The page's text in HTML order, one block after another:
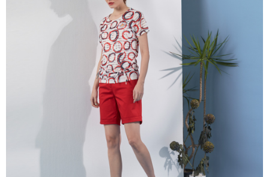
５．嚴禁一人註冊多個帳號或使用他人資訊註冊。若發現惡意使用之情形，
恩沛科技股份有限公司將有權停止該用戶之使用額度並採取法律行動。